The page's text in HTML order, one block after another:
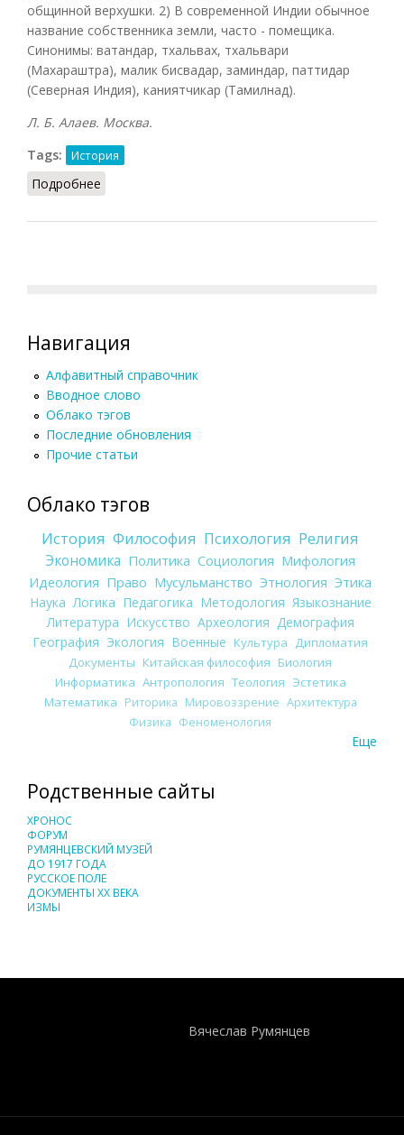
общинной верхушки. 2) В современной Индии обычное
название собственника земли, часто - помещика.
Синонимы: ватандар, тхальвах, тхальвари
(Махараштра), малик бисвадар, заминдар, паттидар
(Северная Индия), каниятчикар (Тамилнад).
Л. Б. Алаев. Москва.
Tags:
История
Подробнее
Навигация
Алфавитный справочник
Вводное слово
Облако тэгов
Последние обновления
Прочие статьи
Облако тэгов
История Философия Психология Религия
Экономика Политика Социология Мифология
Идеология Право Мусульманство Этнология Этика
Наука Логика Педагогика Методология Языкознание
Литература Искусство Археология Демография
География Экология Военные Культура
Дипломатия
Документы Китайская философия Биология
Информатика Антропология Теология Эстетика
Математика Риторика Мировоззрение Архитектура
Физика Феноменология
Еще
Родственные сайты
ХРОНОС
ФОРУМ
РУМЯНЦЕВСКИЙ МУЗЕЙ
ДО 1917 ГОДА
РУССКОЕ ПОЛЕ
ДОКУМЕНТЫ XX ВЕКА
ИЗМЫ
Вячеслав Румянцев